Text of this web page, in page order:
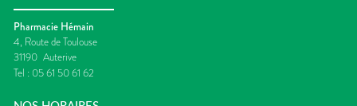
Pharmacie Hémain
4, Route de Toulouse
31190 Auterive
Tel : 05 61 50 61 62